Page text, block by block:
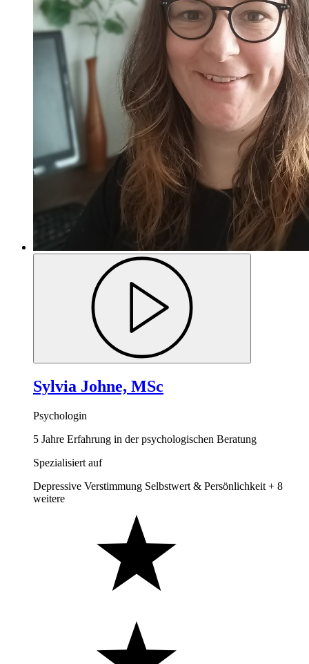
Sylvia Johne, MSc
Psychologin
5 Jahre Erfahrung in der psychologischen Beratung
Spezialisiert auf
Depressive Verstimmung Selbstwert & Persönlichkeit + 8
weitere